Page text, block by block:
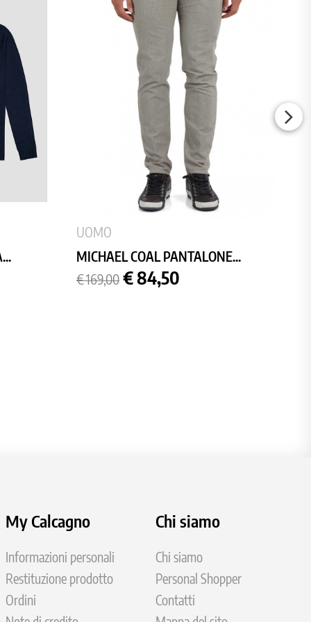
UOMO
MICHAEL COAL PANTALONE...
Prezzo
base
€ 169,00 Prezzo
€ 84,50
My Calcagno
Informazioni personali
Restituzione prodotto
Ordini
Chi siamo
Chi siamo
Personal Shopper
Contatti